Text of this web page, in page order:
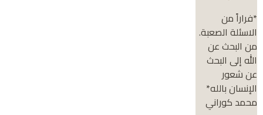
*فراراً من
الاسئلة الصعبة.
من البحث عن
الله إلى البحث
عن شعور
الإنسان بالله*
محمد كوراني